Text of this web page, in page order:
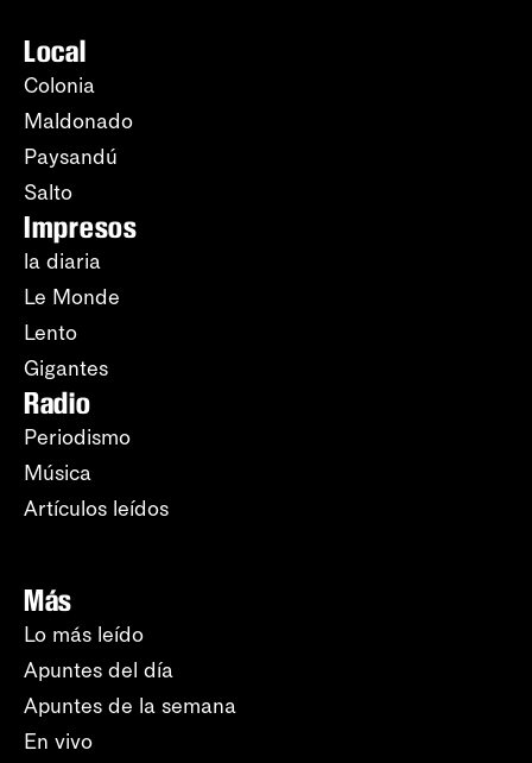
Local
Colonia
Maldonado
Paysandú
Salto
Impresos
la diaria
Le Monde
Lento
Gigantes
Radio
Periodismo
Música
Artículos leídos
Más
Lo más leído
Apuntes del día
Apuntes de la semana
En vivo